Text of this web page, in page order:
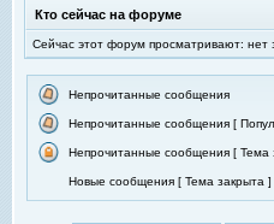
Кто сейчас на форуме
Сейчас этот форум просматривают: нет
Непрочитанные сообщения
Непрочитанные сообщения [
Непрочитанные сообщения [ Тема
Новые сообщения [ Тема закрыта ]